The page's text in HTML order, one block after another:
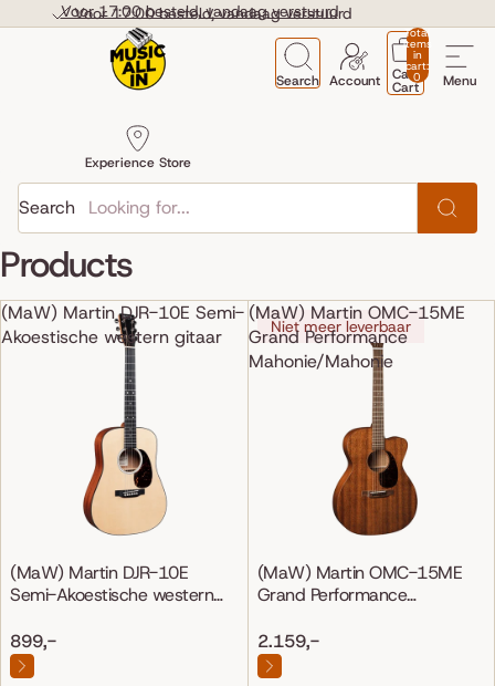
Voor 17:00 besteld, vandaag verstuurd
Voor 17:00 besteld, vandaag verstuurd
Menu
Search
Experience Store
Account
Total
items
in
cart:
0
Cart
Cart
Search
Products
(MaW) Martin DJR-10E Semi-
Akoestische western gitaar
(MaW) Martin DJR-10E
Semi-Akoestische western
899,-
(MaW) Martin OMC-15ME
Grand Performance
Mahonie/Mahonie
Niet meer leverbaar
(MaW) Martin OMC-15ME
Grand Performance
2.159,-